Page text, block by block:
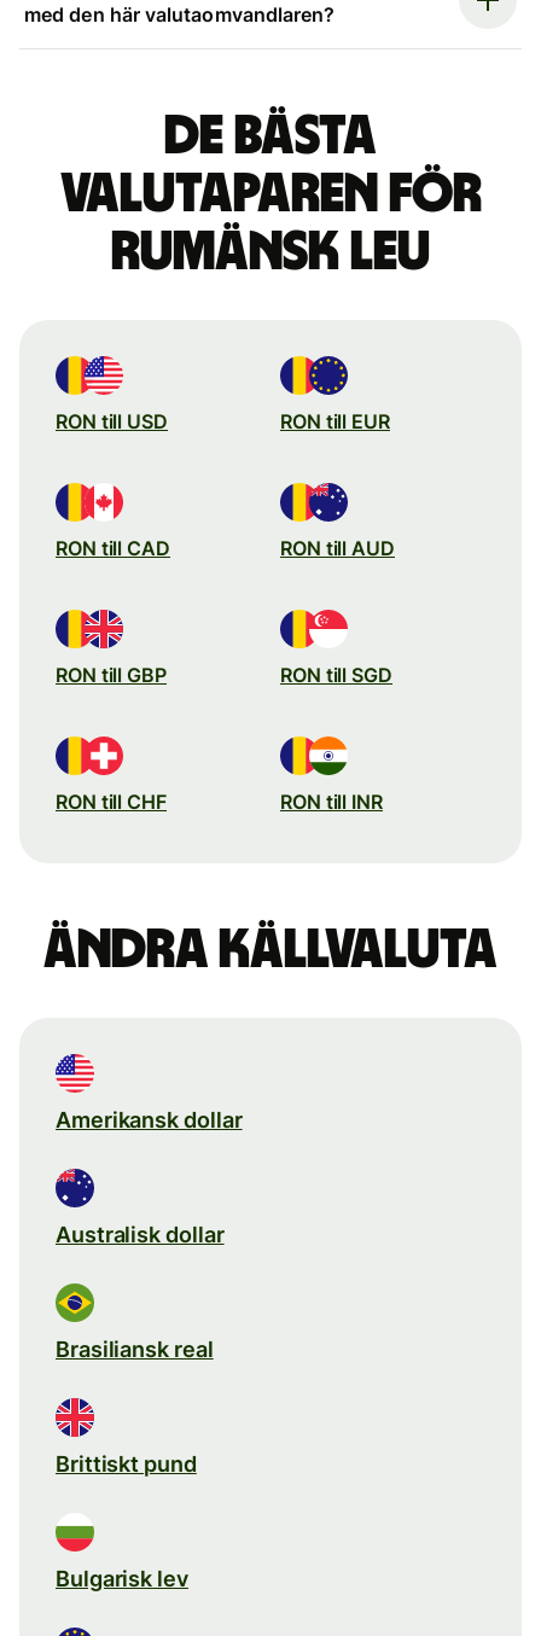
med den här valutaomvandlaren?
De bästa
valutaparen för
rumänsk leu
RON till USD RON till EUR
RON till CAD RON till AUD
RON till GBP RON till SGD
RON till CHF RON till INR
Ändra källvaluta
Amerikansk dollar
Australisk dollar
Brasiliansk real
Brittiskt pund
Bulgarisk lev